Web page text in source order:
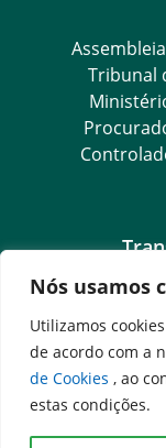
Nós usamos
Utilizamos
de acordo com a
de Cookies , ao
estas condições.
Tribunal
SIC –
e-SIC – Serviço